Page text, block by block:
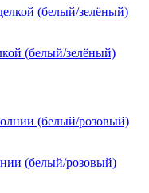
(белый/зелёный)
(белый/розовый)